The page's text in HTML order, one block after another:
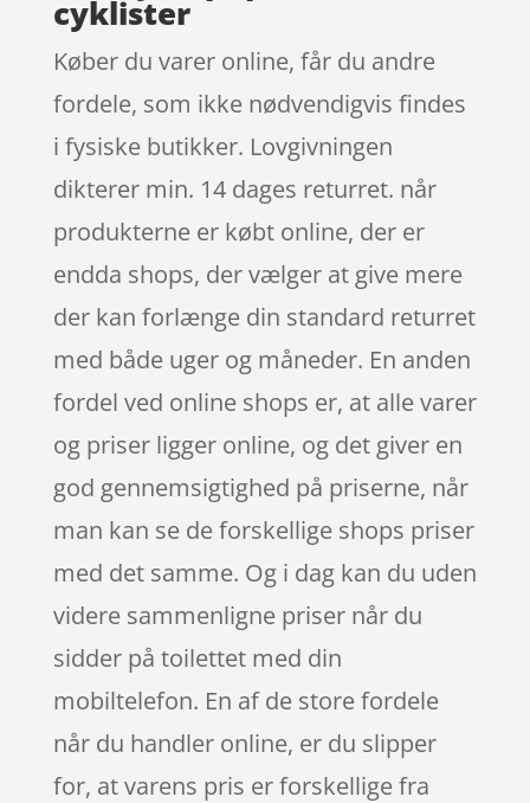
cyklister
Køber du varer online, får du andre
fordele, som ikke nødvendigvis findes
i fysiske butikker. Lovgivningen
dikterer min. 14 dages returret. når
produkterne er købt online, der er
endda shops, der vælger at give mere
der kan forlænge din standard returret
med både uger og måneder. En anden
fordel ved online shops er, at alle varer
og priser ligger online, og det giver en
god gennemsigtighed på priserne, når
man kan se de forskellige shops priser
med det samme. Og i dag kan du uden
videre sammenligne priser når du
sidder på toilettet med din
mobiltelefon. En af de store fordele
når du handler online, er du slipper
for, at varens pris er forskellige fra